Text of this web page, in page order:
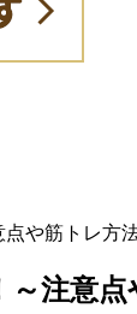
や筋トレ方
注意